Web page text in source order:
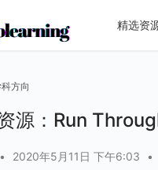
精选资
方向
源：Run
• 2020年5月11日 下午6:03 •